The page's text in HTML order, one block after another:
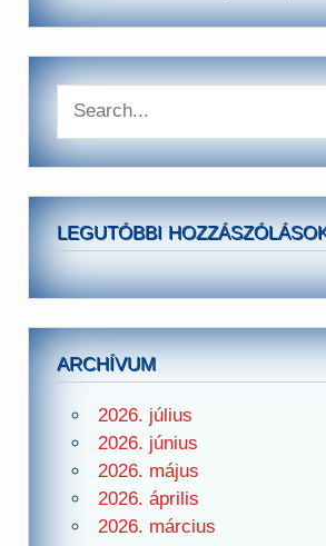
LEGUTÓBBI
ARCHÍVUM
2026. július
2026. június
2026. május
2026. április
2026. március